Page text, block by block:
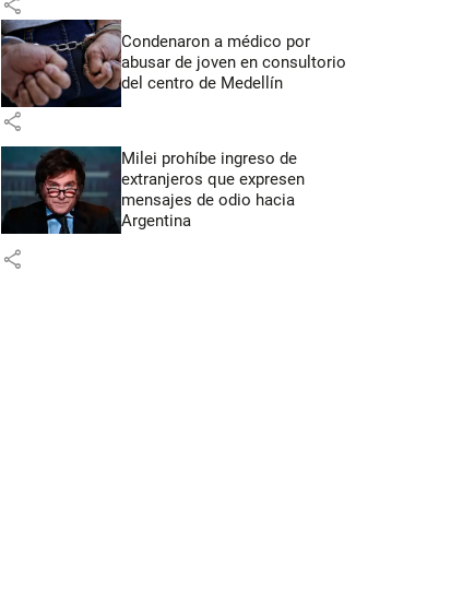
Condenaron a médico por
abusar de joven en consultorio
del centro de Medellín
share
Milei prohíbe ingreso de
extranjeros que expresen
mensajes de odio hacia
Argentina
share